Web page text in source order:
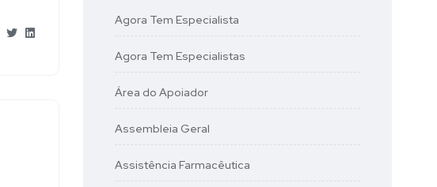
Agora Tem Especialista
Agora Tem Especialistas
Área do Apoiador
Assembleia Geral
Assistência Farmacêutica